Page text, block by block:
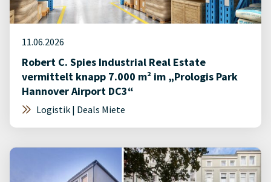
11.06.2026
Robert C. Spies Industrial Real Estate
vermittelt knapp 7.000 m² im „Prologis Park
Hannover Airport DC3“
Logistik | Deals Miete